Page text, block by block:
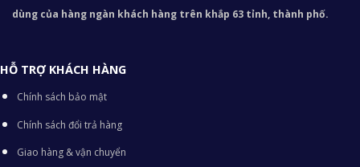
dùng của hàng ngàn khách hàng trên khắp 63 tỉnh, thành phố.
HỖ TRỢ KHÁCH HÀNG
Chính sách bảo mật
Chính sách đổi trả hàng
Giao hàng & vận chuyển